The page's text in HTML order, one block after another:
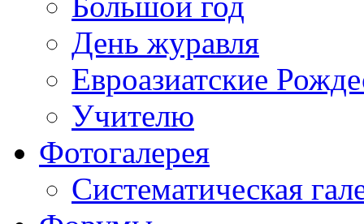
День журавля
Евроазиатские
Учителю
Фотогалерея
Систематическая